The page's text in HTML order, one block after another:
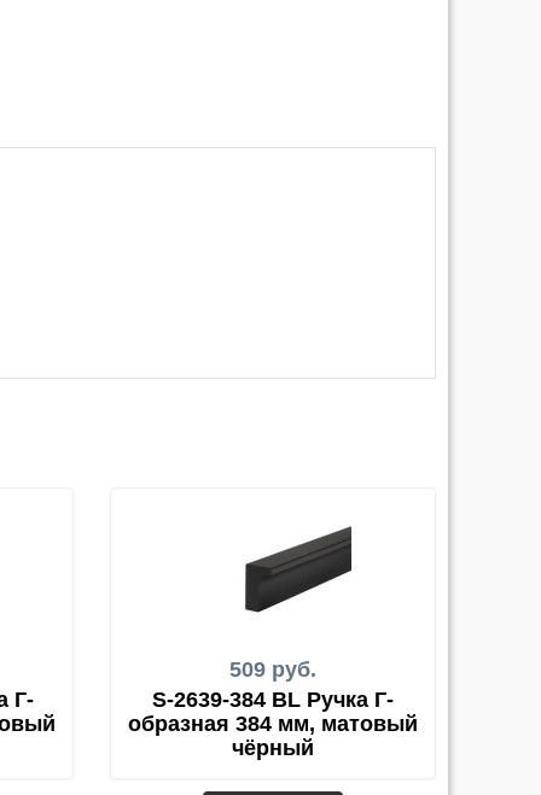
Г-
509 руб.
S-2639-384 BL Ручка Г-
образная 384 мм, матовый
чёрный